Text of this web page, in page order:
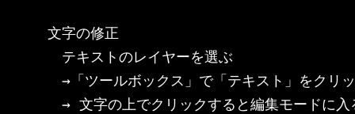
文字の修正
テキストのレイヤーを選ぶ
→「ツールボックス」で「テキスト」をクリ
→ 文字の上でクリックすると編集モードに入